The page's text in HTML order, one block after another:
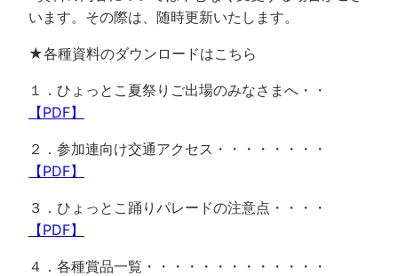
います。その際は、随時更新いたします。
★各種資料のダウンロードはこちら
１．ひょっとこ夏祭りご出場のみなさまへ・・
【PDF】
２．参加連向け交通アクセス・・・・・・・・
【PDF】
３．ひょっとこ踊りパレードの注意点・・・・
【PDF】
４．各種賞品一覧・・・・・・・・・・・・・